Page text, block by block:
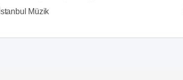
İstanbul Müzik